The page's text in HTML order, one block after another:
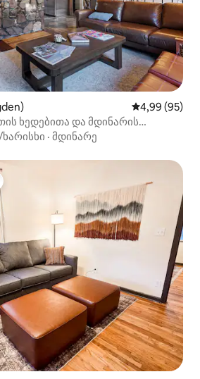
საშუალო
4,99 (95)
ხედებითა და მდინარის
· მდინარე